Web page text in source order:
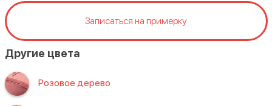
Записаться на примерку
Другие цвета
Розовое дерево